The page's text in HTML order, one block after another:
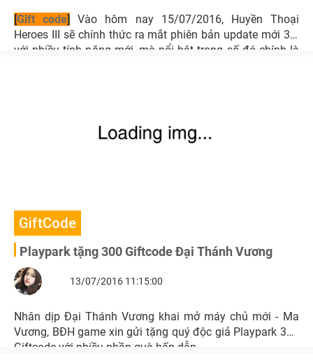
[Gift code]
Vào hôm nay 15/07/2016, Huyền Thoại
Heroes III sẽ chính thức ra mắt phiên bản update mới 3.0
với nhiều tính năng mới, mà nổi bật trong số đó chính là
GiftCode
Playpark tặng 300 Giftcode Đại Thánh Vương
13/07/2016 11:15:00
Nhân dịp Đại Thánh Vương khai mở máy chủ mới - Ma
Vương, BĐH game xin gửi tặng quý độc giả Playpark 300
Giftcode với nhiều phần quà hấp dẫn.